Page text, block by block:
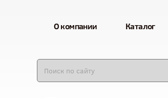
О компании Каталог